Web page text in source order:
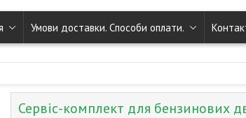
Умови доставки. Способи оплати.
Сервіс-комплект для бензинових